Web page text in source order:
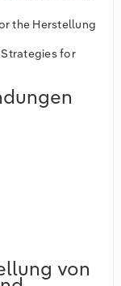
the Herstellung
for
von